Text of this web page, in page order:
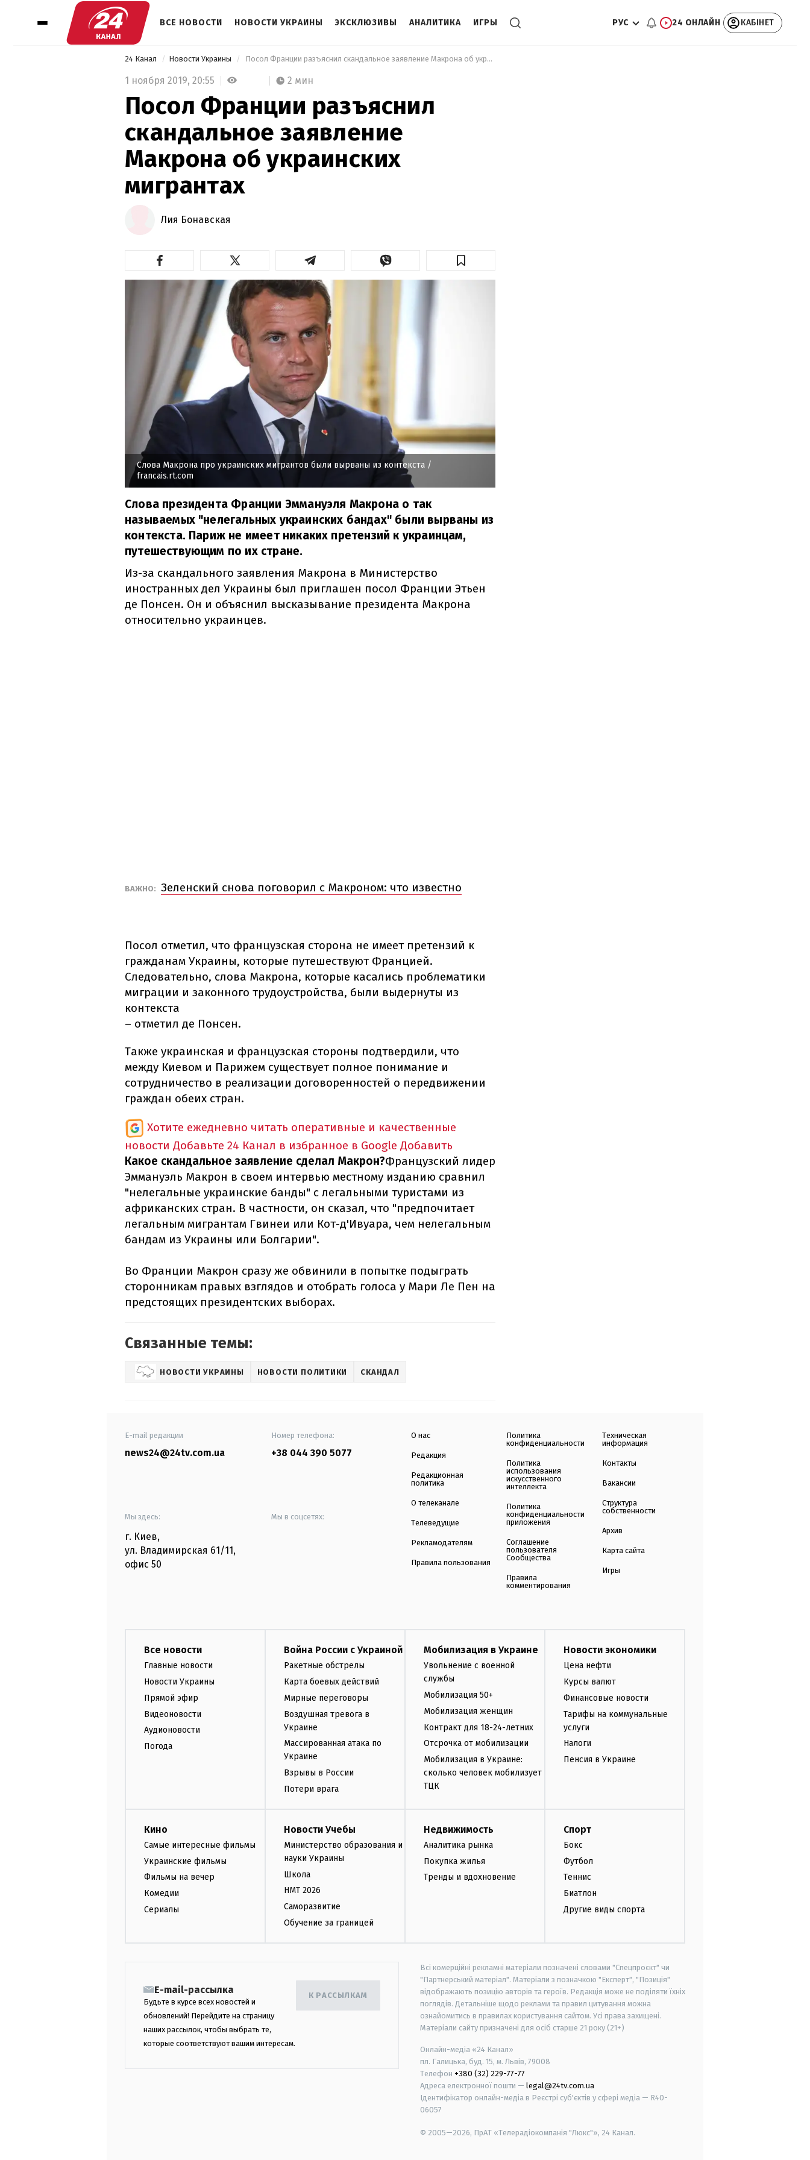
ВСЕ НОВОСТИ НОВОСТИ УКРАИНЫ ЭКСКЛЮЗИВЫ АНАЛИТИКА ИГРЫ РУС 24 ОНЛАЙН КАБІНЕТ
24 Канал Новости Украины Посол Франции разъяснил скандальное заявление Макрона об украинских мигрантах
1 ноября 2019, 20:55 2 мин
Посол Франции разъяснил
скандальное заявление
Макрона об украинских
мигрантах
Лия Бонавская
Слова Макрона про украинских мигрантов были вырваны из контекста /
francais.rt.com
Слова президента Франции Эммануэля Макрона о так
называемых "нелегальных украинских бандах" были вырваны из
контекста. Париж не имеет никаких претензий к украинцам,
путешествующим по их стране.
Из-за скандального заявления Макрона в Министерство
иностранных дел Украины был приглашен посол Франции Этьен
де Понсен. Он и объяснил высказывание президента Макрона
относительно украинцев.
ВАЖНО: Зеленский снова поговорил с Макроном: что известно
Посол отметил, что французская сторона не имеет претензий к
гражданам Украины, которые путешествуют Францией.
Следовательно, слова Макрона, которые касались проблематики
миграции и законного трудоустройства, были выдернуты из
контекста
– отметил де Понсен.
Также украинская и французская стороны подтвердили, что
между Киевом и Парижем существует полное понимание и
сотрудничество в реализации договоренностей о передвижении
граждан обеих стран.
Хотите ежедневно читать оперативные и качественные
новости Добавьте 24 Канал в избранное в Google Добавить
Какое скандальное заявление сделал Макрон?Французский лидер
Эммануэль Макрон в своем интервью местному изданию сравнил
"нелегальные украинские банды" с легальными туристами из
африканских стран. В частности, он сказал, что "предпочитает
легальным мигрантам Гвинеи или Кот-д'Ивуара, чем нелегальным
бандам из Украины или Болгарии".
Во Франции Макрон сразу же обвинили в попытке подыграть
сторонникам правых взглядов и отобрать голоса у Мари Ле Пен на
предстоящих президентских выборах.
Связанные темы:
НОВОСТИ УКРАИНЫ НОВОСТИ ПОЛИТИКИ СКАНДАЛ
E-mail редакции
news24@24tv.com.ua
Номер телефона:
+38 044 390 5077
Мы здесь:
г. Киев,
ул. Владимирская 61/11,
офис 50
Мы в соцсетях:
О нас
Редакция
Редакционная
политика
О телеканале
Телеведущие
Рекламодателям
Правила пользования
Политика
конфиденциальности
Политика
использования
искусственного
интеллекта
Политика
конфиденциальности
приложения
Соглашение
пользователя
Сообщества
Правила
комментирования
Техническая
информация
Контакты
Вакансии
Структура
собственности
Архив
Карта сайта
Игры
Все новости
Главные новости
Новости Украины
Прямой эфир
Видеоновости
Аудионовости
Погода
Война России с Украиной
Ракетные обстрелы
Карта боевых действий
Мирные переговоры
Воздушная тревога в
Украине
Массированная атака по
Украине
Взрывы в России
Потери врага
Мобилизация в Украине
Увольнение с военной
службы
Мобилизация 50+
Мобилизация женщин
Контракт для 18-24-летних
Отсрочка от мобилизации
Мобилизация в Украине:
сколько человек мобилизует
ТЦК
Новости экономики
Цена нефти
Курсы валют
Финансовые новости
Тарифы на коммунальные
услуги
Налоги
Пенсия в Украине
Кино
Самые интересные фильмы
Украинские фильмы
Фильмы на вечер
Комедии
Сериалы
Новости Учебы
Министерство образования и
науки Украины
Школа
НМТ 2026
Саморазвитие
Обучение за границей
Недвижимость
Аналитика рынка
Покупка жилья
Тренды и вдохновение
Спорт
Бокс
Футбол
Теннис
Биатлон
Другие виды спорта
E-mail-рассылка
Будьте в курсе всех новостей и
обновлений! Перейдите на страницу
наших рассылок, чтобы выбрать те,
которые соответствуют вашим интересам.
К РАССЫЛКАМ
Всі комерційні рекламні матеріали позначені словами "Спецпроєкт" чи
"Партнерський матеріал". Матеріали з позначкою "Експерт", "Позиція"
відображають позицію авторів та героїв. Редакція може не поділяти їхніх
поглядів. Детальніше щодо реклами та правил цитування можна
ознайомитись в правилах користування сайтом. Усі права захищені.
Матеріали сайту призначені для осіб старше 21 року (21+)
Онлайн-медіа «24 Канал»
пл. Галицька, буд. 15, м. Львів, 79008
Телефон +380 (32) 229-77-77
Адреса електронної пошти — legal@24tv.com.ua
Ідентифікатор онлайн-медіа в Реєстрі суб'єктів у сфері медіа — R40-
06057
© 2005—2026, ПрАТ «Телерадіокомпанія "Люкс"», 24 Канал.